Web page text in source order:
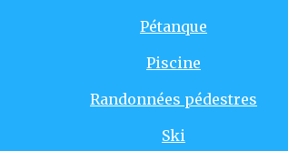
Pétanque
Piscine
Randonnées pédestres
Ski